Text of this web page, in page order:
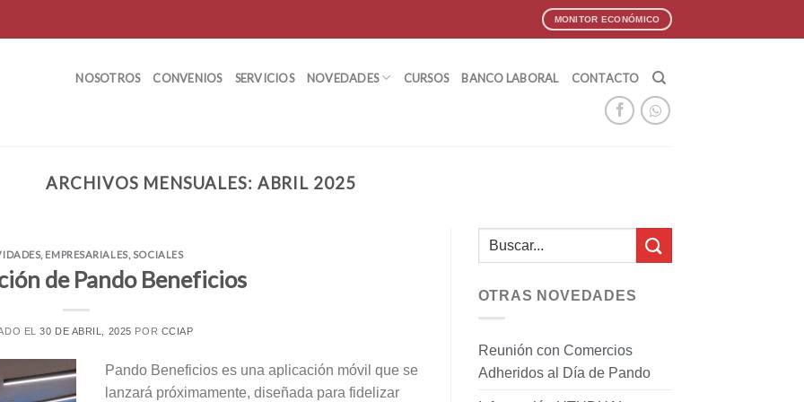
MONITOR ECONÓMICO
NOSOTROS CONVENIOS SERVICIOS NOVEDADES CURSOS BANCO LABORAL CONTACTO
ARCHIVOS MENSUALES: ABRIL 2025
, EMPRESARIALES, SOCIALES
de Pando Beneficios
EL30 DE ABRIL, 2025 POR CCIAP
Pando Beneficios es una aplicación móvil que se
lanzará próximamente, diseñada para fidelizar
OTRAS NOVEDADES
Reunión con Comercios
Adheridos al Día de Pando